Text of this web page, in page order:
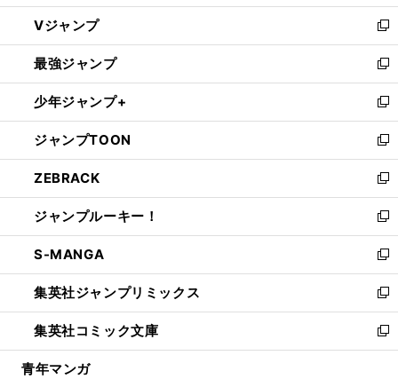
ウ
ィ
ン
ド
ウ
で
開
く
し
い
ウ
ィ
ン
ド
ウ
で
開
く
Vジャンプ
新
し
い
ウ
ィ
ン
ド
ウ
で
開
く
最強ジャンプ
新
し
い
ウ
ィ
ン
ド
ウ
で
開
く
少年ジャンプ+
新
し
い
ウ
ィ
ン
ド
ウ
で
開
く
ジャンプTOON
新
し
い
ウ
ィ
ン
ド
ウ
で
開
く
ZEBRACK
新
し
い
ウ
ィ
ン
ド
ウ
で
開
ジャンプルーキー！
新
し
い
ウ
ィ
ン
ド
ウ
S-MANGA
新
し
い
ウ
ィ
ン
集英社ジャンプリミックス
新
し
い
ウ
集英社コミック文庫
新
し
青年マンガ